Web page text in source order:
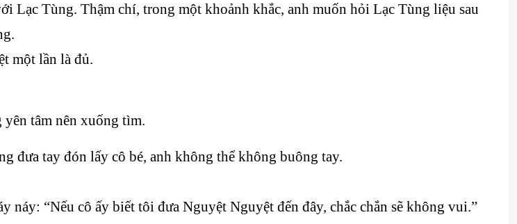
Lạc Tùng. Thậm chí, trong một khoảnh khắc, anh muốn hỏi Lạc Tùng liệu sau
một lần là đủ.
tâm nên xuống tìm.
đưa tay đón lấy cô bé, anh không thể không buông tay.
“Nếu cô ấy biết tôi đưa Nguyệt Nguyệt đến đây, chắc chắn sẽ không vui.”